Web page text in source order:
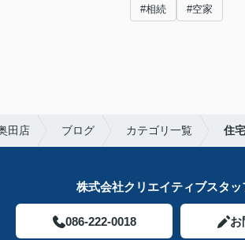
#相続 #空家
田店 ブログ カテゴリ一覧 住
株式会社クリエイティブスタッ
086-222-0018 お